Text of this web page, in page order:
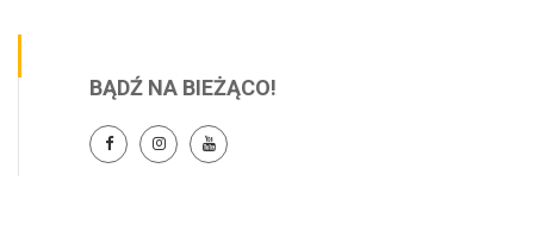
BĄDŹ NA BIEŻĄCO!